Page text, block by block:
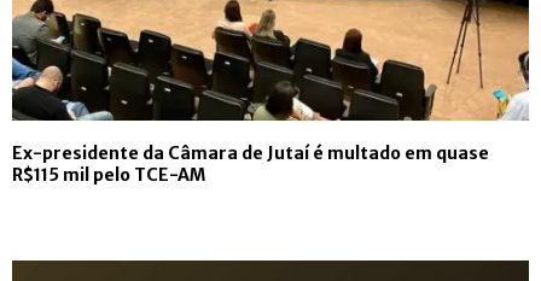
Ex-presidente da Câmara de Jutaí é multado em quase
R$115 mil pelo TCE-AM